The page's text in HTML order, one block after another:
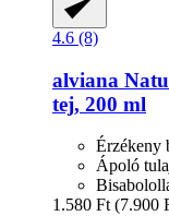
4.6 (8)
alviana
tej, 200 ml
Érzékeny
Ápoló
1.580 Ft (7.900